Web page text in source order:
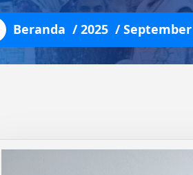
Beranda /2025 /September